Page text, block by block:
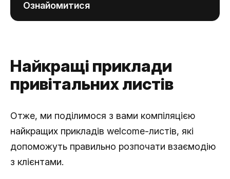
Ознайомитися
Найкращі приклади
привітальних листів
Отже, ми поділимося з вами компіляцією
найкращих прикладів welcome-листів, які
допоможуть правильно розпочати взаємодію
з клієнтами.